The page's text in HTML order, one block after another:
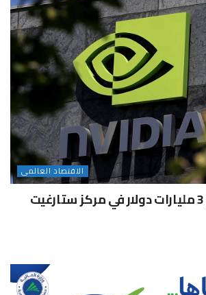
الاقتصاد العالمى
إنفيديا تعتزم ضخ 3 مليارات دولار في مركز ستارغيت